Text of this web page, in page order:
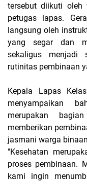
tersebut diikuti oleh
petugas lapas.
langsung oleh
yang segar dan
sekaligus menjadi
rutinitas pembinaan
Kepala Lapas
menyampaikan
merupakan
memberikan
jasmani warga
"Kesehatan
proses pembinaan.
kami ingin